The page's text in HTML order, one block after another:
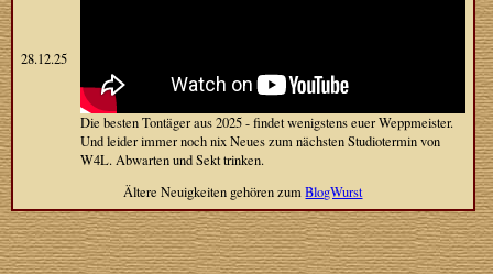
28.12.25
Die besten Tontäger aus 2025 - findet wenigstens euer Weppmeister.
Und leider immer noch nix Neues zum nächsten Studiotermin von
W4L. Abwarten und Sekt trinken.
Ältere Neuigkeiten gehören zumBlogWurst